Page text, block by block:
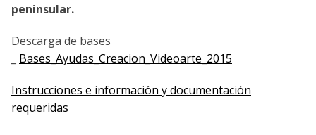
peninsular.
Descarga de bases
Bases_Ayudas_Creacion_Videoarte_2015
Instrucciones e información y documentación
requeridas